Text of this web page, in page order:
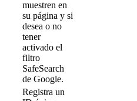
muestren en
su página y si
desea o no
tener
activado el
filtro
SafeSearch
de Google.
Registra un